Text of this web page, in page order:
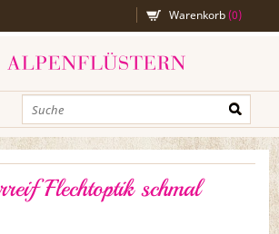
Warenkorb(0)
Flechtoptik schmal